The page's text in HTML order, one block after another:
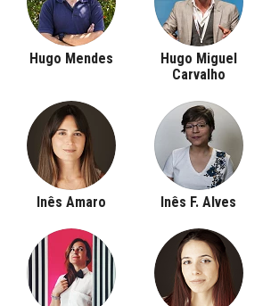
Hugo Mendes
Hugo Miguel
Carvalho
Inês Amaro Inês F. Alves